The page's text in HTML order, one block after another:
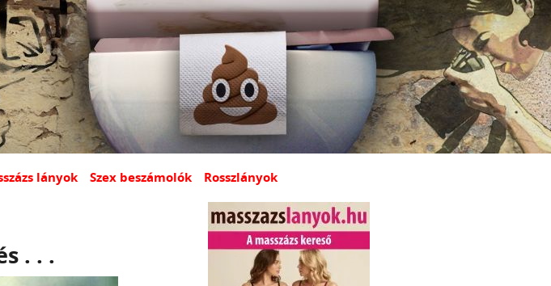
lányok Szex beszámolók Rosszlányok
. . .